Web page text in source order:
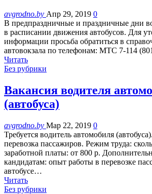
avgrodno.by Апр 29, 2019 0
В предпраздничные и праздничные дни
в расписании движения автобусов. Для
информации просьба обратиться в
автовокзала по телефонам: МТС 7-114
Читать
Без рубрики
Вакансия водителя
(автобуса)
avgrodno.by Мар 22, 2019 0
Требуется водитель автомобиля
перевозка пассажиров. Режим труда:
заработной платы: от 800 р.
кандидатам: опыт работы в перевозке
автобусе…
Читать
Без рубрики